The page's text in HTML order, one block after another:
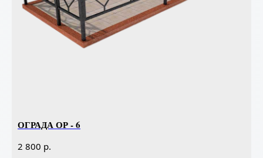
ОГРАДА ОР - 6
2 800 р.